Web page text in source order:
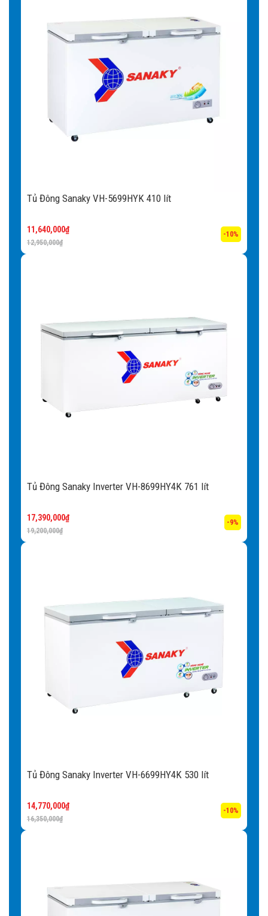
Tủ có trang bị khoá an toàn:Việc mở tủ thường xuyên
sẽ làm thất thoát nhiệt, giảm hiệu quả đông lạnh của tủ,
đồng thời tiêu tốn nhiều điện năng không cần thiết. Khóa
an toàn sẽ giúp người sử dụng kiểm soát tốt hơn hoạt
Tủ Đông Sanaky VH-5699HYK 410 lít
12,950,000₫
11,640,000₫
-10%
Tủ Đông Sanaky Inverter VH-8699HY4K 761 lít
19,200,000₫
17,390,000₫
-9%
Tủ Đông Sanaky Inverter VH-6699HY4K 530 lít
16,350,000₫
14,770,000₫
-10%